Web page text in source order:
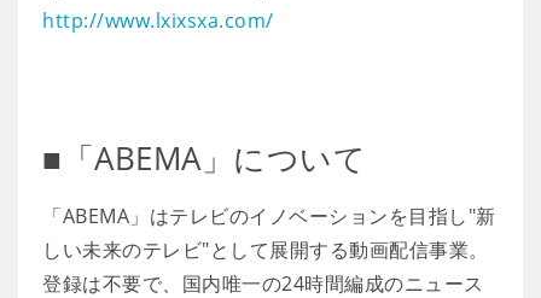
http://www.lxixsxa.com/
■「ABEMA」について
「ABEMA」はテレビのイノベーションを目指し"新
しい未来のテレビ"として展開する動画配信事業。
登録は不要で、国内唯一の24時間編成のニュース